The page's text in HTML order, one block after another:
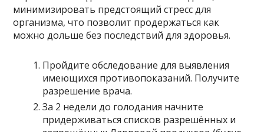
минимизировать предстоящий стресс для
организма, что позволит продержаться как
можно дольше без последствий для здоровья.
Пройдите обследование для выявления
имеющихся противопоказаний. Получите
разрешение врача.
За 2 недели до голодания начните
придерживаться списков разрешённых и